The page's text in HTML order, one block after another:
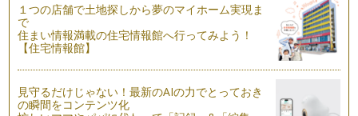
ボウル２つを用意して混ぜるだけ！ヨーグルトと蜂蜜のとろけ
るムース
こんにちは！お菓子研究家 橋本清美です。 今回は、暑い夏
にぴったり、冷やすだけの簡…
ブルーベリーのクレープ
こんにちは！お菓子研究家 橋本清美です。今回は、ボウル一
１つの店舗で土地探しから夢のマイホーム実現ま
で
住まい情報満載の住宅情報館へ行ってみよう！
【住宅情報館】
見守るだけじゃない！最新のAIの力でとっておき
の瞬間をコンテンツ化